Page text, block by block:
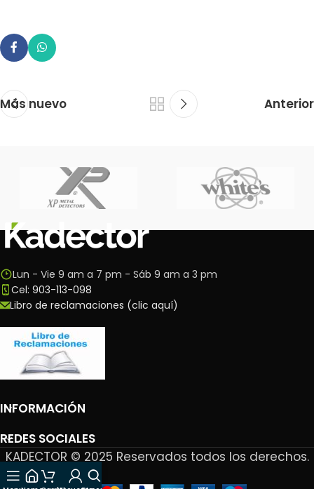
Más nuevo Anterior
Lun - Vie 9 am a 7 pm - Sáb 9 am a 3 pm
Cel: 903-113-098
Libro de reclamaciones (clic aquí)
INFORMACIÓN
REDES SOCIALES
KADECTOR © 2025 Reservados todos los derechos.